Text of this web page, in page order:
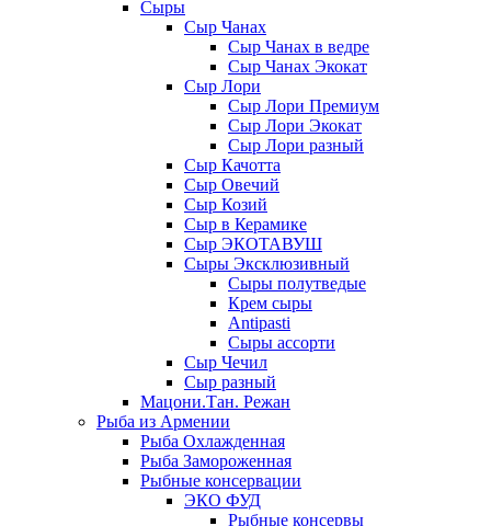
Сыры
Сыр Чанах
Сыр Чанах в ведре
Сыр Чанах Экокат
Сыр Лори
Сыр Лори Премиум
Сыр Лори Экокат
Сыр Лори разный
Сыр Качотта
Сыр Овечий
Сыр Козий
Сыр в Керамике
Сыр ЭКОТАВУШ
Сыры Эксклюзивный
Сыры полутведые
Крем сыры
Antipasti
Сыры ассорти
Сыр Чечил
Сыр разный
Мацони.Тан. Режан
Рыба из Армении
Рыба Охлажденная
Рыба Замороженная
Рыбные консервации
ЭКО ФУД
Рыбные консервы